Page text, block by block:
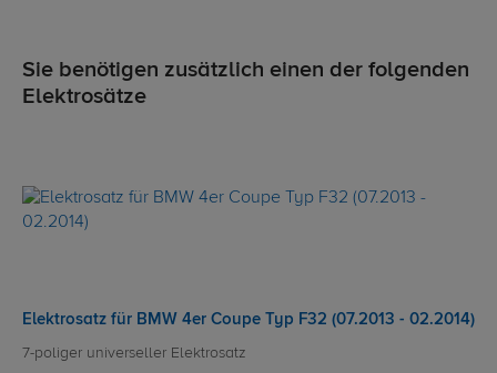
Sie benötigen zusätzlich einen der folgenden
Elektrosätze
Elektrosatz für BMW 4er Coupe Typ F32 (07.2013 - 02.2014)
7-poliger universeller Elektrosatz